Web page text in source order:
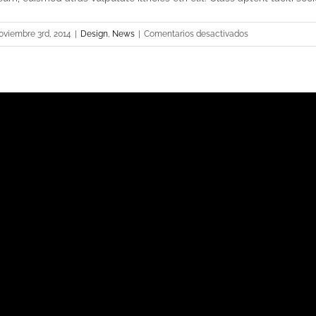
3rd, 2014 | Design, News | Comentarios desactivadosen
Nullam